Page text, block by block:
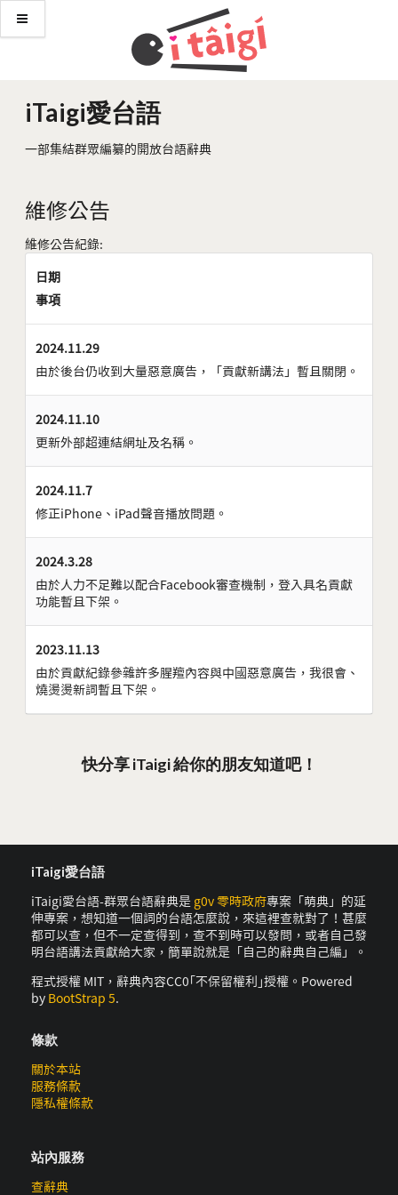
iTaigi愛台語
一部集結群眾編纂的開放台語辭典
維修公告
維修公告紀錄:
日期
事項
2024.11.29
由於後台仍收到大量惡意廣告，「貢獻新講法」暫且關閉。
2024.11.10
更新外部超連結網址及名稱。
2024.11.7
修正iPhone、iPad聲音播放問題。
2024.3.28
由於人力不足難以配合Facebook審查機制，登入具名貢獻
功能暫且下架。
2023.11.13
由於貢獻紀錄參雜許多腥羶內容與中國惡意廣告，我很會、
燒燙燙新詞暫且下架。
快分享 iTaigi 給你的朋友知道吧！
iTaigi愛台語
iTaigi愛台語-群眾台語辭典是 g0v 零時政府專案「萌典」的延
伸專案，想知道一個詞的台語怎麼說，來這裡查就對了！甚麼
都可以查，但不一定查得到，查不到時可以發問，或者自己發
明台語講法貢獻給大家，簡單說就是「自己的辭典自己編」。
程式授權 MIT，辭典內容CC0｢不保留權利｣授權。Powered
by BootStrap 5.
條款
關於本站
服務條款
隱私權條款
站內服務
查辭典